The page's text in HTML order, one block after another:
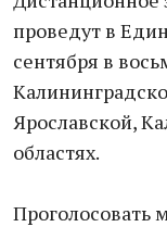
проведут в
сентября в
Ярославской,
областях.
Проголосовать